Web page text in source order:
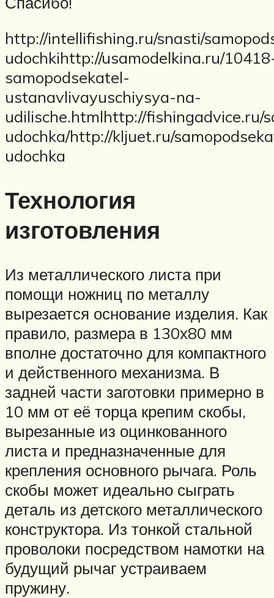
http://intellifishing.ru/snasti/
udochkihttp://usamodelkina.ru/
samopodsekatel-
ustanavlivayuschiysya-na-
udilische.htmlhttp://fishingadvice.ru/
udochka/http://kljuet.ru/
udochka
Технология
изготовления
Из металлического листа при
помощи ножниц по металлу
вырезается основание изделия. Как
правило, размера в 130х80 мм
вполне достаточно для компактного
и действенного механизма. В
задней части заготовки примерно в
10 мм от её торца крепим скобы,
вырезанные из оцинкованного
листа и предназначенные для
крепления основного рычага. Роль
скобы может идеально сыграть
деталь из детского металлического
конструктора. Из тонкой стальной
проволоки посредством намотки на
будущий рычаг устраиваем
пружину.